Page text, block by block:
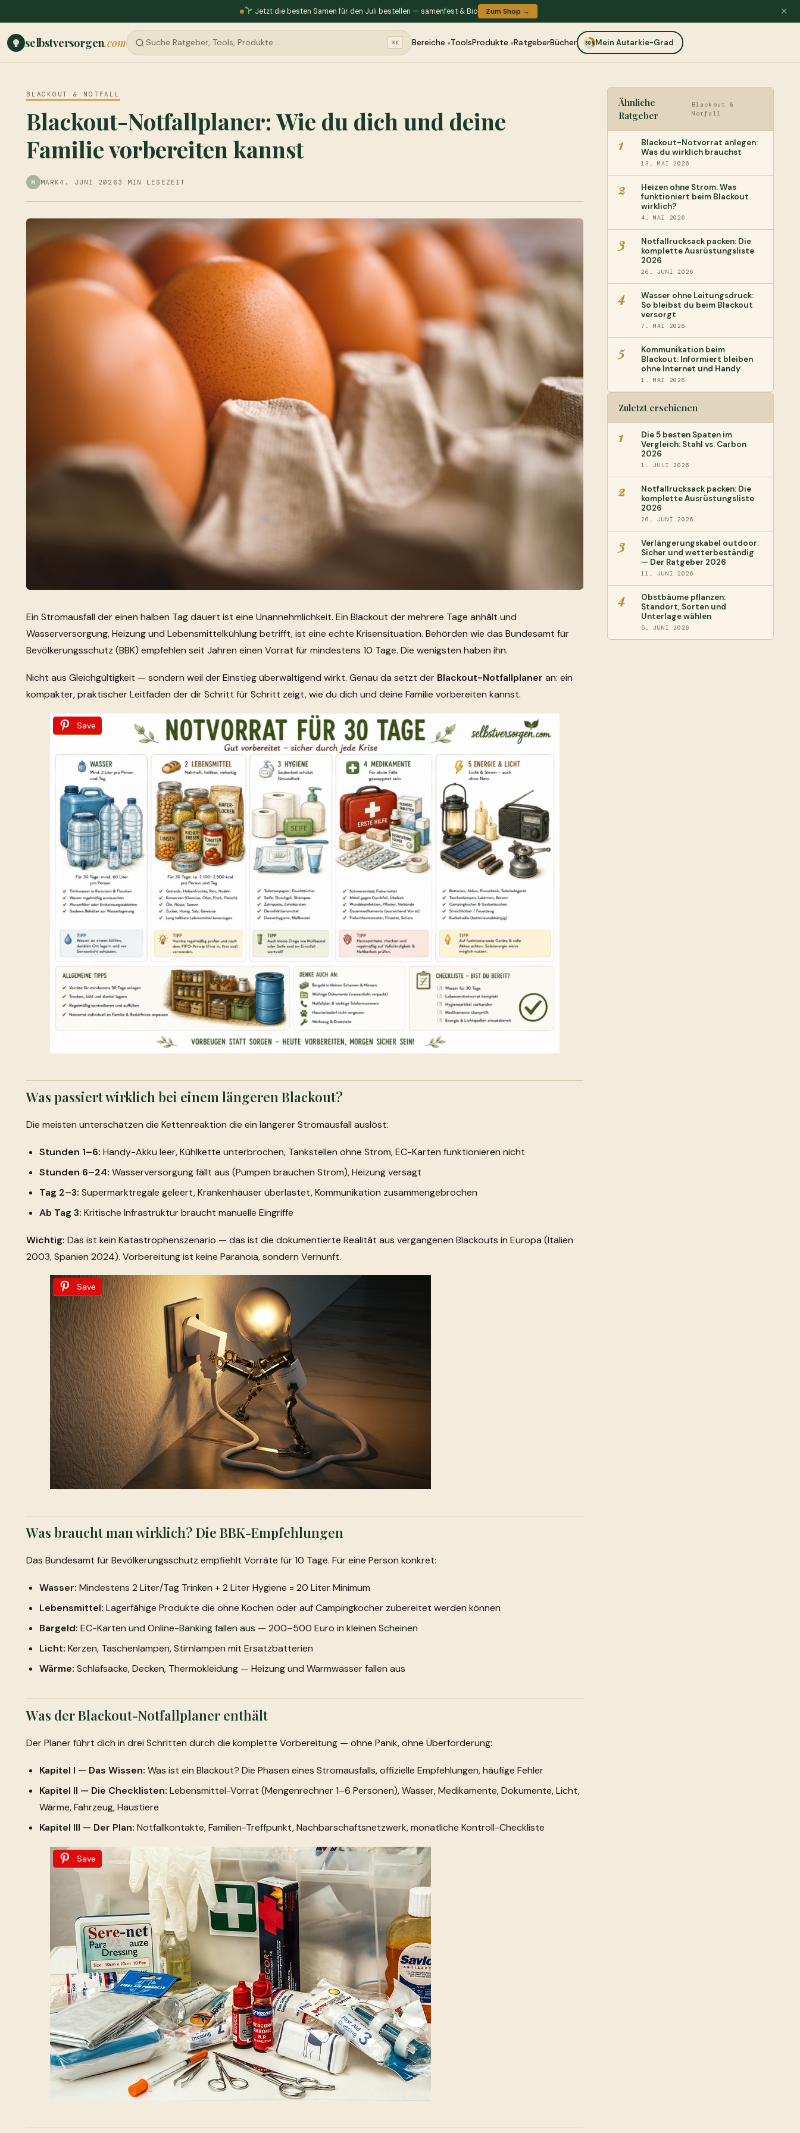
Jetzt die besten Samen für den Juli bestellen — samenfest & Bio Zum Shop → ✕
selbstversorgen.com ⌘K Bereiche ToolsProdukte RatgeberBücher 38% Mein Autarkie-Grad
BLACKOUT & NOTFALL
Blackout-Notfallplaner: Wie du dich und deine
Familie vorbereiten kannst
M MARK4. JUNI 2026 3 MIN LESEZEIT
Ein Stromausfall der einen halben Tag dauert ist eine Unannehmlichkeit. Ein Blackout der mehrere Tage anhält und
Wasserversorgung, Heizung und Lebensmittelkühlung betrifft, ist eine echte Krisensituation. Behörden wie das Bundesamt für
Bevölkerungsschutz (BBK) empfehlen seit Jahren einen Vorrat für mindestens 10 Tage. Die wenigsten haben ihn.
Nicht aus Gleichgültigkeit — sondern weil der Einstieg überwältigend wirkt. Genau da setzt der Blackout-Notfallplaner an: ein
kompakter, praktischer Leitfaden der dir Schritt für Schritt zeigt, wie du dich und deine Familie vorbereiten kannst.
Save
Was passiert wirklich bei einem längeren Blackout?
Die meisten unterschätzen die Kettenreaktion die ein längerer Stromausfall auslöst:
Stunden 1–6: Handy-Akku leer, Kühlkette unterbrochen, Tankstellen ohne Strom, EC-Karten funktionieren nicht
Stunden 6–24: Wasserversorgung fällt aus (Pumpen brauchen Strom), Heizung versagt
Tag 2–3: Supermarktregale geleert, Krankenhäuser überlastet, Kommunikation zusammengebrochen
Ab Tag 3: Kritische Infrastruktur braucht manuelle Eingriffe
Wichtig: Das ist kein Katastrophenszenario — das ist die dokumentierte Realität aus vergangenen Blackouts in Europa (Italien
2003, Spanien 2024). Vorbereitung ist keine Paranoia, sondern Vernunft.
Save
Was braucht man wirklich? Die BBK-Empfehlungen
Das Bundesamt für Bevölkerungsschutz empfiehlt Vorräte für 10 Tage. Für eine Person konkret:
Wasser: Mindestens 2 Liter/Tag Trinken + 2 Liter Hygiene = 20 Liter Minimum
Lebensmittel: Lagerfähige Produkte die ohne Kochen oder auf Campingkocher zubereitet werden können
Bargeld: EC-Karten und Online-Banking fallen aus — 200–500 Euro in kleinen Scheinen
Licht: Kerzen, Taschenlampen, Stirnlampen mit Ersatzbatterien
Wärme: Schlafsäcke, Decken, Thermokleidung — Heizung und Warmwasser fallen aus
Was der Blackout-Notfallplaner enthält
Der Planer führt dich in drei Schritten durch die komplette Vorbereitung — ohne Panik, ohne Überforderung:
Kapitel I — Das Wissen: Was ist ein Blackout? Die Phasen eines Stromausfalls, offizielle Empfehlungen, häufige Fehler
Kapitel II — Die Checklisten: Lebensmittel-Vorrat (Mengenrechner 1–6 Personen), Wasser, Medikamente, Dokumente, Licht,
Wärme, Fahrzeug, Haustiere
Kapitel III — Der Plan: Notfallkontakte, Familien-Treffpunkt, Nachbarschaftsnetzwerk, monatliche Kontroll-Checkliste
Save
Ähnliche
Ratgeber
Blackout &
Notfall
1
Blackout-Notvorrat anlegen:
Was du wirklich brauchst
13. MAI 2026
2
Heizen ohne Strom: Was
funktioniert beim Blackout
wirklich?
4. MAI 2026
3
Notfallrucksack packen: Die
komplette Ausrüstungsliste
2026
26. JUNI 2026
4
Wasser ohne Leitungsdruck:
So bleibst du beim Blackout
versorgt
7. MAI 2026
5
Kommunikation beim
Blackout: Informiert bleiben
ohne Internet und Handy
1. MAI 2026
Zuletzt erschienen
1
Die 5 besten Spaten im
Vergleich: Stahl vs. Carbon
2026
1. JULI 2026
2
Notfallrucksack packen: Die
komplette Ausrüstungsliste
2026
26. JUNI 2026
3
Verlängerungskabel outdoor:
Sicher und wetterbeständig
— Der Ratgeber 2026
11. JUNI 2026
4
Obstbäume pflanzen:
Standort, Sorten und
Unterlage wählen
5. JUNI 2026